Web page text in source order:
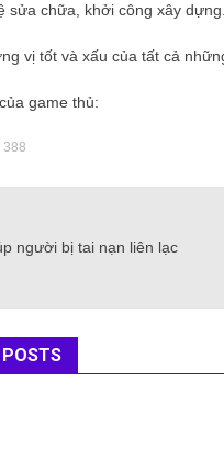
sửa chữa, khởi công xây dựng.
vị tốt và xấu của tất cả
game thủ:
388
người bị tai nạn liên lạc
POSTS